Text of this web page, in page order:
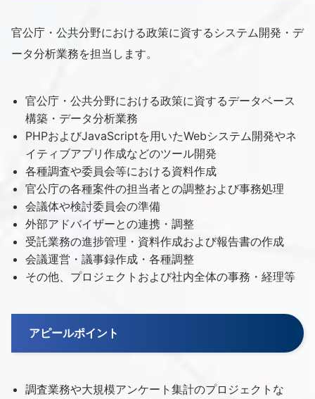
官公庁・公共分野における政策に資するシステム開発・デ
ータ分析業務を担当します。
官公庁・公共分野における政策に資するデータベース
構築・データ分析業務
PHPおよびJavaScriptを用いたWebシステム開発やネ
イティブアプリ作成などのツール開発
各種調査や委員会等における資料作成
官公庁の各種案件の担当者との調整および事務処理
会議体や検討委員会の準備
外部アドバイザーとの連携・調整
受託業務の進捗管理・資料作成および報告書の作成
会議運営・議事録作成・各種調整
その他、プロジェクトおよび社内全体の事務・経理等
アピールポイント
調査業務や大規模アンケート集計のプロジェクトな